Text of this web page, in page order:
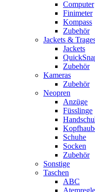
Computer
Finimeter
Kompass
Zubehör
Jackets &
Jackets
Zubehör
Kameras
Zubehör
Neopren
Anzüge
Füsslinge
Schuhe
Socken
Zubehör
Sonstige
Taschen
ABC